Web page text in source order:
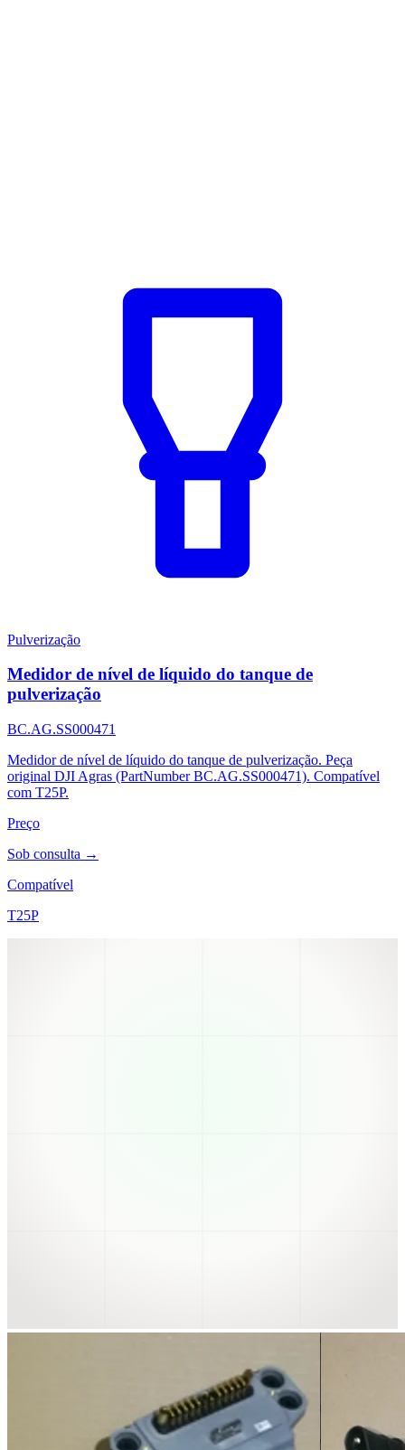
Pulverização
Medidor de nível de líquido do tanque de
pulverização
BC.AG.SS000471
Medidor de nível de líquido do tanque de pulverização. Peça
original DJI Agras (PartNumber BC.AG.SS000471). Compatível
com T25P.
Preço
Sob consulta →
Compatível
T25P